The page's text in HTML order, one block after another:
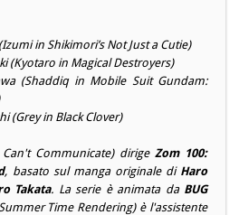
in Shikimori’s Not Just a Cutie)
(Kyotaro in Magical Destroyers)
(Shaddiq in Mobile Suit Gundam:
(Grey in Black Clover)
Communicate) dirige Zom 100:
, basato sul manga originale di Haro
Takata. La serie è animata da BUG
Time Rendering) è l'assistente